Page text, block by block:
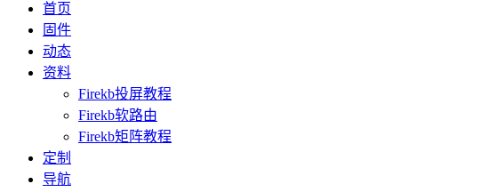
首页
固件
动态
资料
Firekb投屏教程
Firekb软路由
Firekb矩阵教程
定制
导航